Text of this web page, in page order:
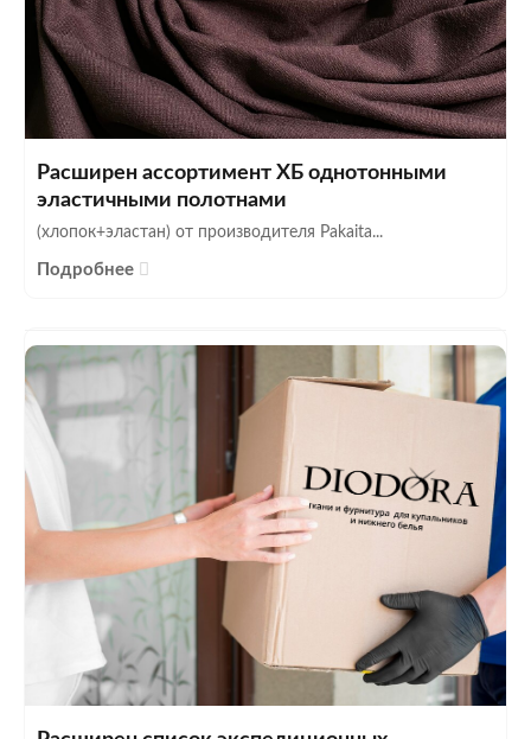
Расширен ассортимент ХБ однотонными
эластичными полотнами
(хлопок+эластан) от производителя Pakaita...
Подробнее